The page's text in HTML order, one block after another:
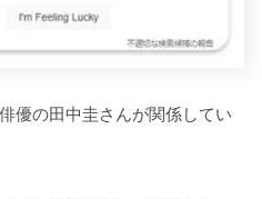
優の田中圭さんが関係してい